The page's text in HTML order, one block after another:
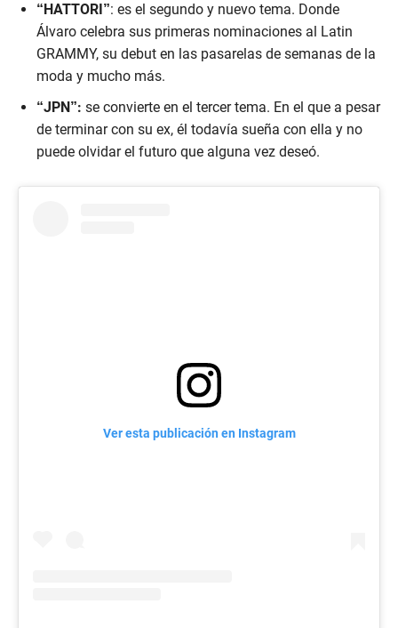
“HATTORI”: es el segundo y nuevo tema. Donde
Álvaro celebra sus primeras nominaciones al Latin
GRAMMY, su debut en las pasarelas de semanas de la
moda y mucho más.
“JPN”: se convierte en el tercer tema. En el que a pesar
de terminar con su ex, él todavía sueña con ella y no
puede olvidar el futuro que alguna vez deseó.
Ver esta publicación en Instagram